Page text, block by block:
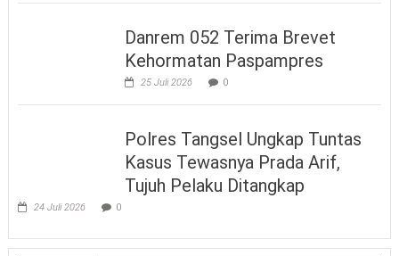
Danrem 052 Terima Brevet
Kehormatan Paspampres
25 Juli 2026 0
Polres Tangsel Ungkap Tuntas
Kasus Tewasnya Prada Arif,
Tujuh Pelaku Ditangkap
24 Juli 2026 0